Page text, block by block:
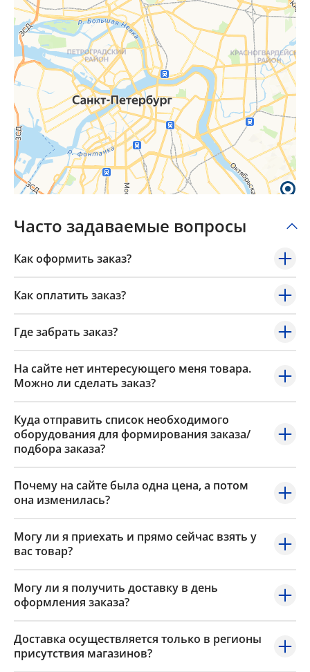
Часто задаваемые вопросы
Как оформить заказ?
Как оплатить заказ?
Где забрать заказ?
На сайте нет интересующего меня товара.
Можно ли сделать заказ?
Куда отправить список необходимого
оборудования для формирования заказа/
подбора заказа?
Почему на сайте была одна цена, а потом
она изменилась?
Могу ли я приехать и прямо сейчас взять у
вас товар?
Могу ли я получить доставку в день
оформления заказа?
Доставка осуществляется только в регионы
присутствия магазинов?